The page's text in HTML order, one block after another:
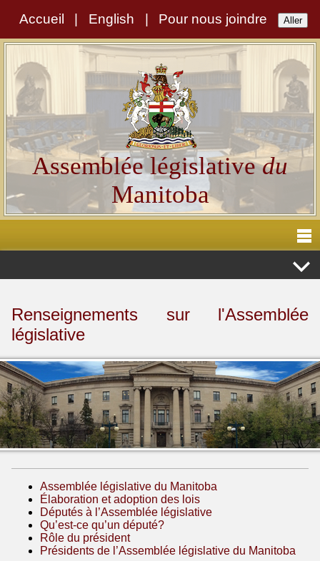
Accueil English Pour nous joindre
Assemblée législativedu
Manitoba
Renseignements sur l'Assemblée
législative
Assemblée législative du Manitoba
Élaboration et adoption des lois
Députés à l’Assemblée législative
Qu’est-ce qu’un député?
Rôle du président
Présidents de l’Assemblée législative du Manitoba